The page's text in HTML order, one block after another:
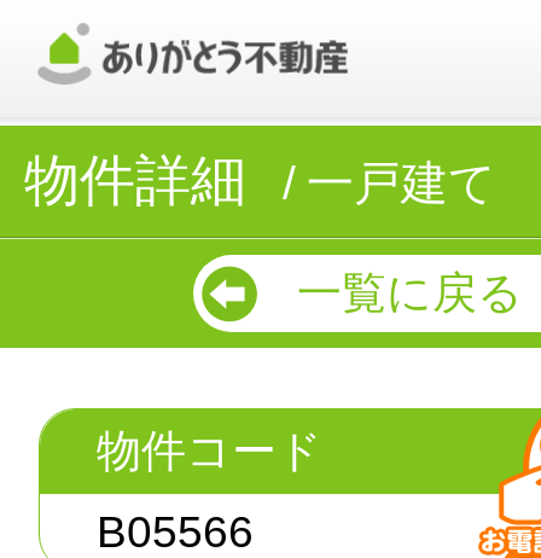
物件詳細 一戸建て
一覧に戻る
物件コード
B05566